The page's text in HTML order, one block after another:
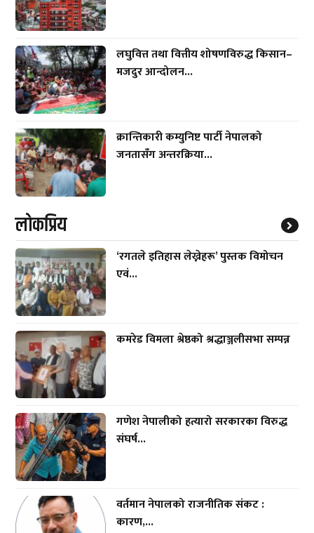
लघुवित्त तथा वित्तीय शोषणविरुद्ध किसान–
मजदुर आन्दोलन...
क्रान्तिकारी कम्युनिष्ट पार्टी नेपालको
जनतासँग अन्तरक्रिया...
लाेकप्रिय
‘रगतले इतिहास लेख्नेहरू’ पुस्तक विमोचन
एवं...
कमरेड विमला श्रेष्ठको श्रद्धाञ्जलीसभा सम्पन्न
गणेश नेपालीको हत्यारो सरकारका विरुद्ध
संघर्ष...
वर्तमान नेपालको राजनीतिक संकट :
कारण,...